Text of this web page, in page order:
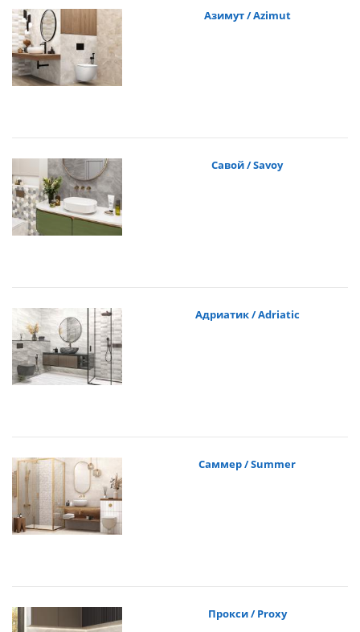
Азимут / Azimut
Савой / Savoy
Адриатик / Adriatic
Саммер / Summer
Прокси / Proxy